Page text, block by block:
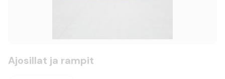
Ajosillat ja rampit